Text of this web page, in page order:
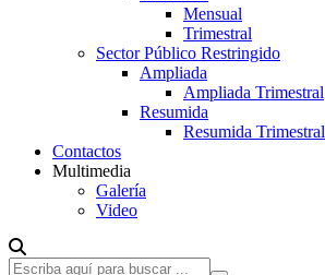
Mensual
Trimestral
Sector Público Restringido
Ampliada
Ampliada Trimestral
Resumida
Resumida Trimestral
Contactos
Multimedia
Galería
Video